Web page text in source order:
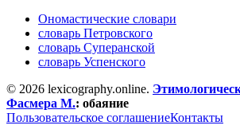
Ономастические словари
словарь Петровского
словарь Суперанской
словарь Успенского
© 2026 lexicography.online.
Фасмера М.: обаяние
Пользовательское соглашениеКонтакты